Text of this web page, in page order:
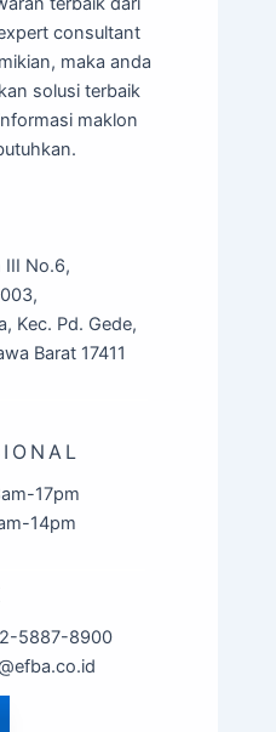
consultant
maka anda
solusi terbaik
maklon
III No.6,
Kec. Pd. Gede,
Barat 17411
17pm
14pm
5887-8900